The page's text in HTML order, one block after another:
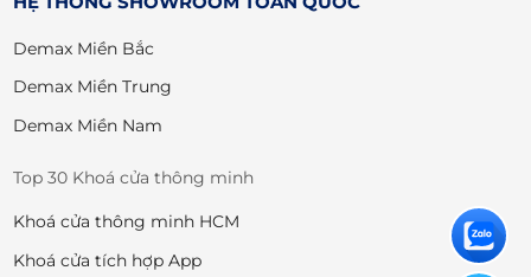
Demax Miền Bắc
Demax Miền Trung
Demax Miền Nam
Top 30 Khoá cửa thông minh
Khoá cửa thông minh HCM
Khoá cửa tích hợp App